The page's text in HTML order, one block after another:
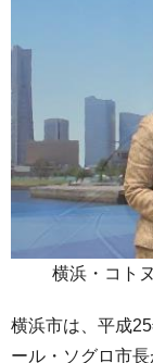
横浜・コト
横浜市は、平成
ール・ソグロ市